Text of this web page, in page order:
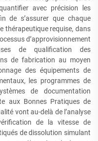
avec précision les
de s’assurer que chaque
thérapeutique requise, dans
d’approvisionnement
de qualification des
de fabrication au moyen
des équipements de
les programmes de
de documentation
aux Bonnes Pratiques de
vont au-delà de l’analyse
de la vitesse de
de dissolution simulant